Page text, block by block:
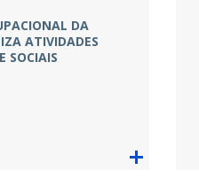
DA
ATIVIDADES
SOCIAIS